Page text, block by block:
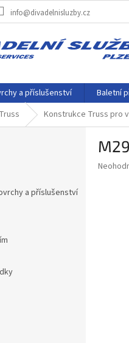
info@divadelnisluzby.cz
a příslušenství Baletní
Konstrukce Truss pro
a příslušenství